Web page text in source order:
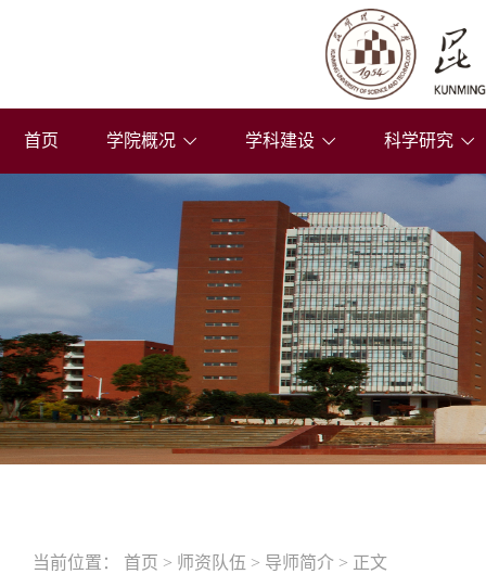
首页 学院概况 学科建设 科学研究
当前位置： 首页 > 师资队伍 > 导师简介 > 正文